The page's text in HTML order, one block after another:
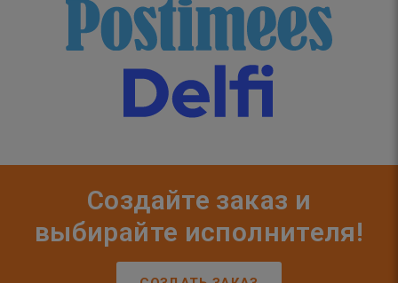
Создайте заказ и
выбирайте исполнителя!